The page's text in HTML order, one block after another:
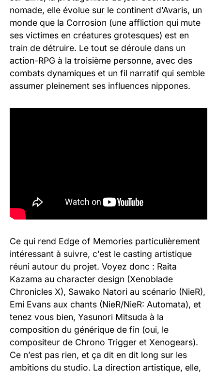
nomade, elle évolue sur le continent d’Avaris, un
monde que la Corrosion (une affliction qui mute
ses victimes en créatures grotesques) est en
train de détruire. Le tout se déroule dans un
action-RPG à la troisième personne, avec des
combats dynamiques et un fil narratif qui semble
assumer pleinement ses influences nippones.
Ce qui rend Edge of Memories particulièrement
intéressant à suivre, c’est le casting artistique
réuni autour du projet. Voyez donc : Raita
Kazama au character design (Xenoblade
Chronicles X), Sawako Natori au scénario (NieR),
Emi Evans aux chants (NieR/NieR: Automata), et
tenez vous bien, Yasunori Mitsuda à la
composition du générique de fin (oui, le
compositeur de Chrono Trigger et Xenogears).
Ce n’est pas rien, et ça dit en dit long sur les
ambitions du studio. La direction artistique, elle,